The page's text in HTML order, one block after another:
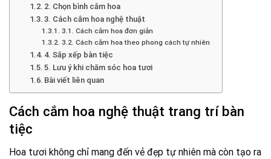
2. Chọn bình cắm hoa
3. Cách cắm hoa nghệ thuật
3.1. Cách cắm hoa đơn giản
3.2. Cách cắm hoa theo phong cách tự nhiên
4. Sắp xếp bàn tiệc
5. Lưu ý khi chăm sóc hoa tươi
Bài viết liên quan
Cách cắm hoa nghệ thuật trang trí bàn
tiệc
Hoa tươi không chỉ mang đến vẻ đẹp tự nhiên mà còn tạo ra